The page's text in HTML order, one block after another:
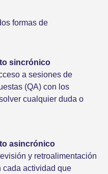
formas de
sincrónico
a sesiones de
(QA) con los
cualquier duda o
asincrónico
y retroalimentación
cada actividad que